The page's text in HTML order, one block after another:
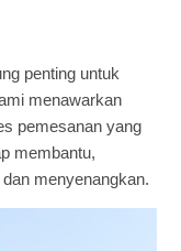
penting untuk
menawarkan
pemesanan yang
membantu,
menyenangkan.